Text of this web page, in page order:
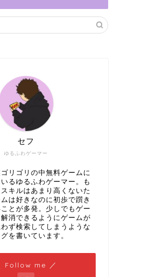
ゆるふわゲーマー
セフ
リゴリの中無料ゲームに
るゆるふわゲーマー。も
キルはあまり高くないた
は好きなのに初歩で躓き
とが多発。少しでもゲー
消できるようにゲームが
ず検索してしまうような
を書いています。
Follow me ／